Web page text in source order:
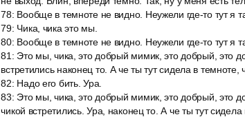
78: Вообще в темноте не видно. Неужели где-то тут я
79: Чика, чика это мы.
80: Вообще в темноте не видно. Неужели где-то тут я
81 : Это мы, чика, это добрый мимик, это добрый, это
встретились наконец то. А че ты тут сидела в темноте,
82: Надо его бить. Ура.
83: Это мы, чика, это добрый мимик, это добрый, это
чикой встретились. Ура, наконец то. А че ты тут